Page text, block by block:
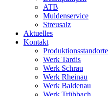
ATB
Muldenservice
Streusalz
Aktuelles
Kontakt
Produktionsstandorte
Werk Tardis
Werk Schrau
Werk Rheinau
Werk Baldenau
Werk Trübbach